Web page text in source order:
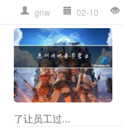
gnw 02-10
了让员工过...